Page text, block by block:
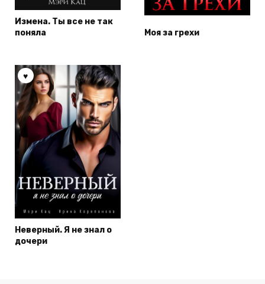
Измена. Ты все не так
поняла
Моя за грехи
Неверный. Я не знал о
дочери